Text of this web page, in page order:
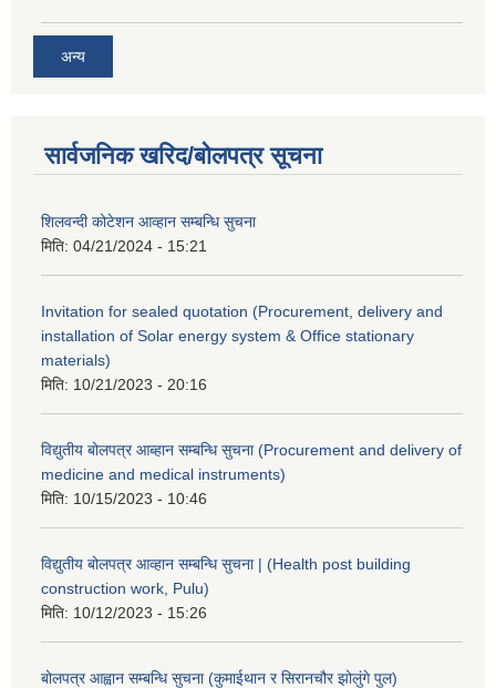
अन्य
सार्वजनिक खरिद/बोलपत्र सूचना
शिलवन्दी कोटेशन आव्हान सम्बन्धि सुचना
मिति: 04/21/2024 - 15:21
Invitation for sealed quotation (Procurement, delivery and
installation of Solar energy system & Office stationary
materials)
मिति: 10/21/2023 - 20:16
विद्युतीय बोलपत्र आब्हान सम्बन्धि सुचना (Procurement and delivery of
medicine and medical instruments)
मिति: 10/15/2023 - 10:46
विद्युतीय बोलपत्र आव्हान सम्बन्धि सुचना | (Health post building
construction work, Pulu)
मिति: 10/12/2023 - 15:26
बोलपत्र आह्वान सम्बन्धि सुचना (कुमाईथान र सिरानचौर झोलुंगे पुल)